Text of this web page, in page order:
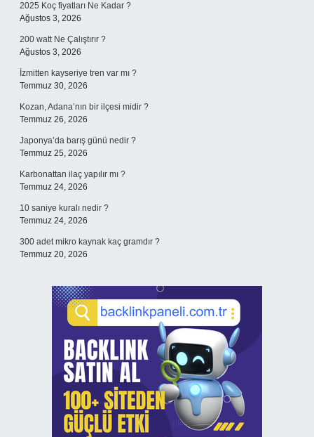
2025 Koç fiyatları Ne Kadar ?
Ağustos 3, 2026
200 watt Ne Çalıştırır ?
Ağustos 3, 2026
İzmitten kayseriye tren var mı ?
Temmuz 30, 2026
Kozan, Adana’nın bir ilçesi midir ?
Temmuz 26, 2026
Japonya’da barış günü nedir ?
Temmuz 25, 2026
Karbonattan ilaç yapılır mı ?
Temmuz 24, 2026
10 saniye kuralı nedir ?
Temmuz 24, 2026
300 adet mikro kaynak kaç gramdır ?
Temmuz 20, 2026